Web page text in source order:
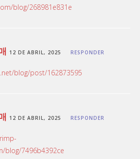
blog/268981e831e
12 DE ABRIL, 2025 RESPONDER
blog/post/162873595
12 DE ABRIL, 2025 RESPONDER
blog/7496b4392ce